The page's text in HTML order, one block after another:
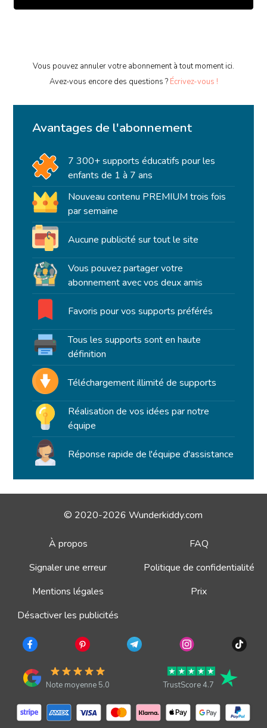
Vous pouvez annuler votre abonnement à tout moment ici.
Avez-vous encore des questions ? Écrivez-vous !
Avantages de l'abonnement
7 300+ supports éducatifs pour les
enfants de 1 à 7 ans
Nouveau contenu PREMIUM trois fois
par semaine
Aucune publicité sur tout le site
Vous pouvez partager votre
abonnement avec vos deux amis
Favoris pour vos supports préférés
Tous les supports sont en haute
définition
Téléchargement illimité de supports
Réalisation de vos idées par notre
équipe
Réponse rapide de l'équipe d'assistance
© 2020-2026 Wunderkiddy.com
À propos
FAQ
Signaler une erreur
Politique de confidentialité
Mentions légales
Prix
Désactiver les publicités
Note moyenne 5.0 TrustScore 4.7